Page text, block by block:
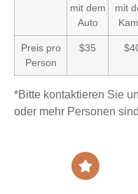
mit dem
Auto
mit
Preis pro
Person
$35
*Bitte kontaktieren Sie
oder mehr Personen